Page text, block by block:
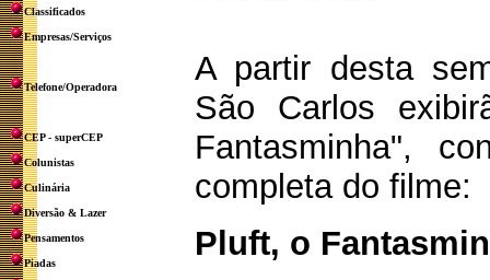
Classificados
Empresas/Serviços
Telefone/Operadora
CEP - superCEP
Colunistas
Culinária
Diversão & Lazer
Pensamentos
Piadas
A partir desta
São Carlos
Fantasminha",
completa do filme:
Pluft, o